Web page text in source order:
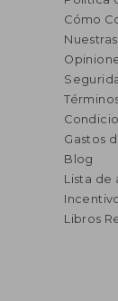
Cómo
Gastos
Blog
Lista de
Libros